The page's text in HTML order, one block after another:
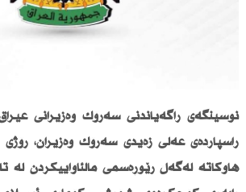
نوسینگەی راگەیاندنی سەرۆك وەزیرانی
هاوكاتە لەگەڵ رێوڕەسمی ماڵئاواییكردن